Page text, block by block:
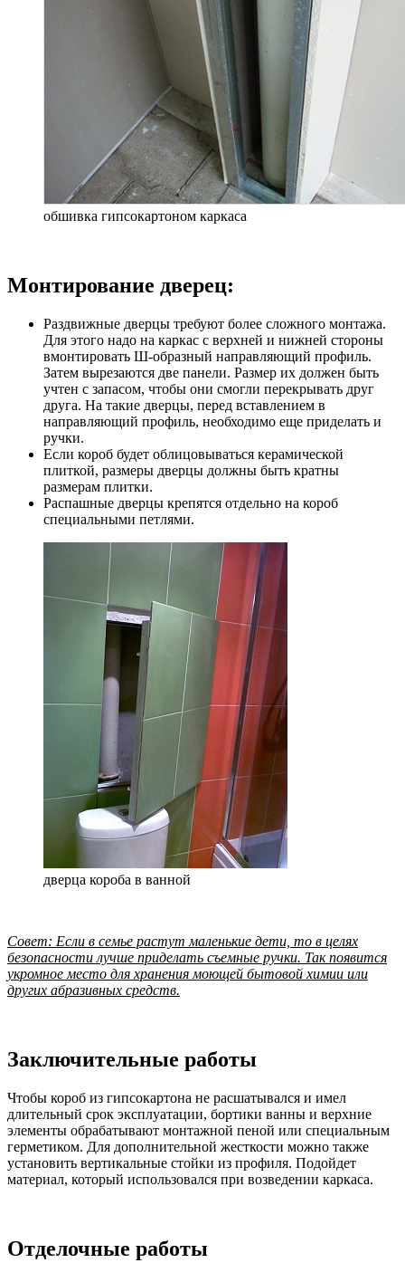
обшивка гипсокартоном каркаса
Монтирование дверец:
Раздвижные дверцы требуют более сложного монтажа.
Для этого надо на каркас с верхней и нижней стороны
вмонтировать Ш-образный направляющий профиль.
Затем вырезаются две панели. Размер их должен быть
учтен с запасом, чтобы они смогли перекрывать друг
друга. На такие дверцы, перед вставлением в
направляющий профиль, необходимо еще приделать и
ручки.
Если короб будет облицовываться керамической
плиткой, размеры дверцы должны быть кратны
размерам плитки.
Распашные дверцы крепятся отдельно на короб
специальными петлями.
дверца короба в ванной
Совет: Если в семье растут маленькие дети, то в целях
безопасности лучше приделать съемные ручки. Так появится
укромное место для хранения моющей бытовой химии или
других абразивных средств.
Заключительные работы
Чтобы короб из гипсокартона не расшатывался и имел
длительный срок эксплуатации, бортики ванны и верхние
элементы обрабатывают монтажной пеной или специальным
герметиком. Для дополнительной жесткости можно также
установить вертикальные стойки из профиля. Подойдет
материал, который использовался при возведении каркаса.
Отделочные работы